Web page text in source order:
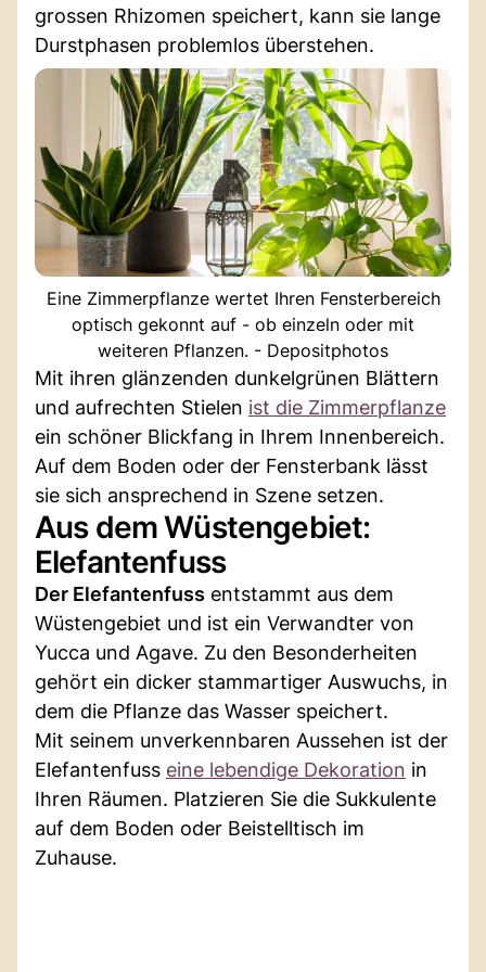
grossen Rhizomen speichert, kann sie lange
Durstphasen problemlos überstehen.
Eine Zimmerpflanze wertet Ihren Fensterbereich
optisch gekonnt auf - ob einzeln oder mit
weiteren Pflanzen. - Depositphotos
Mit ihren glänzenden dunkelgrünen Blättern
und aufrechten Stielen ist die Zimmerpflanze
ein schöner Blickfang in Ihrem Innenbereich.
Auf dem Boden oder der Fensterbank lässt
sie sich ansprechend in Szene setzen.
Aus dem Wüstengebiet:
Elefantenfuss
Der Elefantenfuss entstammt aus dem
Wüstengebiet und ist ein Verwandter von
Yucca und Agave. Zu den Besonderheiten
gehört ein dicker stammartiger Auswuchs, in
dem die Pflanze das Wasser speichert.
Mit seinem unverkennbaren Aussehen ist der
Elefantenfuss eine lebendige Dekoration in
Ihren Räumen. Platzieren Sie die Sukkulente
auf dem Boden oder Beistelltisch im
Zuhause.